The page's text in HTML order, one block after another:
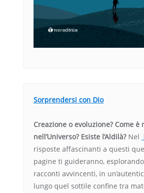
Sorprendersi con Dio
Creazione o evoluzione? Come è
nell’Universo? Esiste l’Aldilà? Nel
risposte affascinanti a questi
pagine ti guideranno,
racconti avvincenti, in
lungo quel sottile confine tra